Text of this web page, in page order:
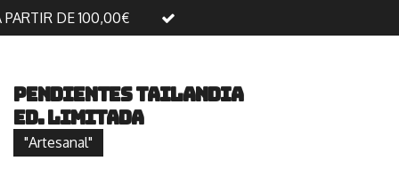
DE 100,00€
Pendientes Tailandia
Ed. Limitada
"Artesanal"